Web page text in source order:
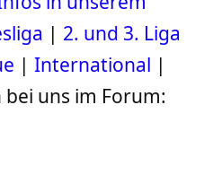
| 2. und 3. Liga
| International |
uns im Forum: